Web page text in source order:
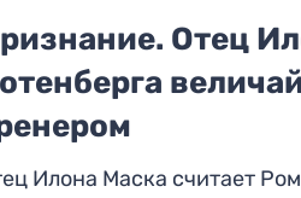
Отец
Илона Маска считает